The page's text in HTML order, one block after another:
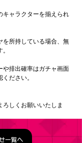
キャラクターを揃えられ
を所持している場合、無
。
や排出確率はガチャ画面
ださい。
しくお願いいたしま
一覧へ